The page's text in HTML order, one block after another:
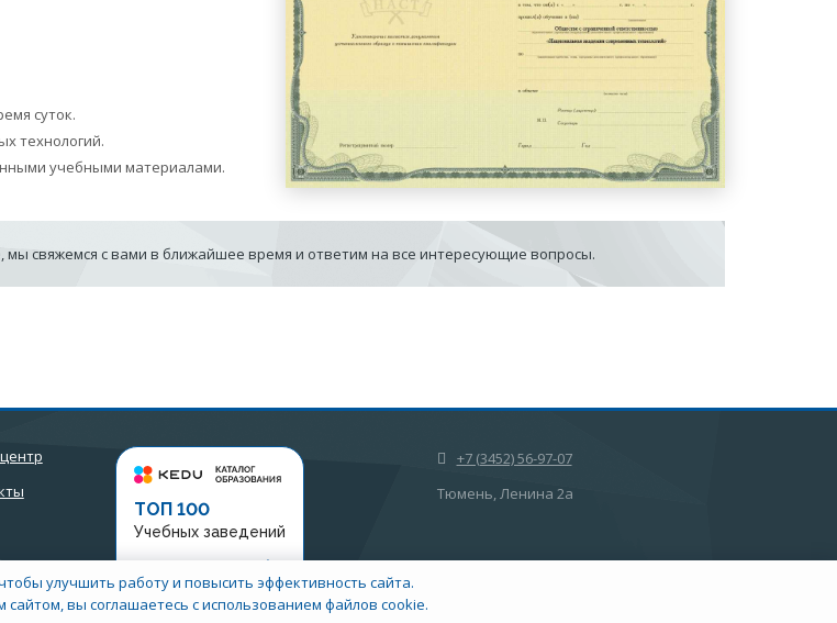
суток.
технологий.
учебными материалами.
мы свяжемся с вами в ближайшее время и ответим на все интересующие вопросы.
ТОП 100
Учебных заведений
+7 (3452) 56-97-07
Тюмень, Ленина 2а
улучшить работу и повысить эффективность сайта.
вы соглашаетесь с использованием файлов cookie.